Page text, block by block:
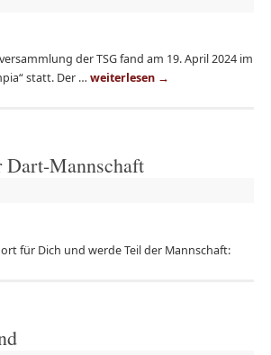
der TSG fand am 19. April 2024 im
statt. Der … weiterlesen →
Dart-Mannschaft
für Dich und werde Teil der Mannschaft: